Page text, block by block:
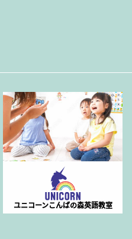
ユニコーンこんばの森英語教室